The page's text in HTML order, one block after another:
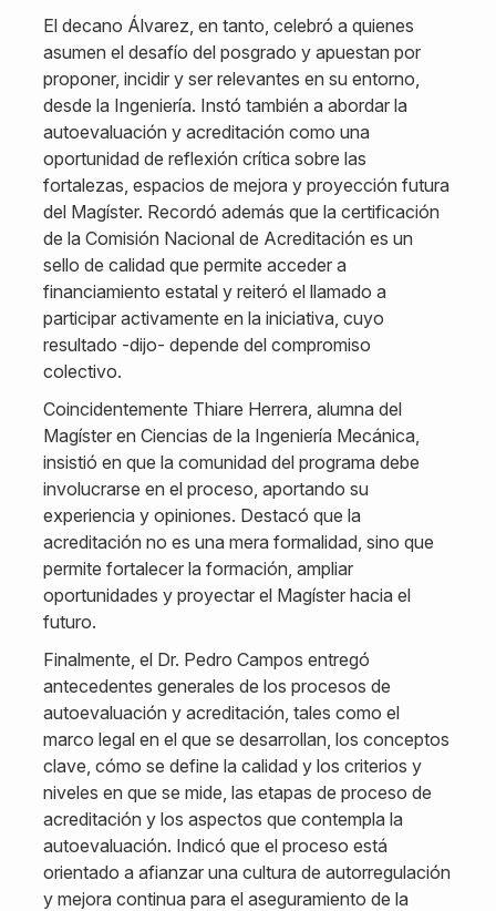
El decano Álvarez, en tanto, celebró a quienes
asumen el desafío del posgrado y apuestan por
proponer, incidir y ser relevantes en su entorno,
desde la Ingeniería. Instó también a abordar la
autoevaluación y acreditación como una
oportunidad de reflexión crítica sobre las
fortalezas, espacios de mejora y proyección futura
del Magíster. Recordó además que la certificación
de la Comisión Nacional de Acreditación es un
sello de calidad que permite acceder a
financiamiento estatal y reiteró el llamado a
participar activamente en la iniciativa, cuyo
resultado -dijo- depende del compromiso
colectivo.
Coincidentemente Thiare Herrera, alumna del
Magíster en Ciencias de la Ingeniería Mecánica,
insistió en que la comunidad del programa debe
involucrarse en el proceso, aportando su
experiencia y opiniones. Destacó que la
acreditación no es una mera formalidad, sino que
permite fortalecer la formación, ampliar
oportunidades y proyectar el Magíster hacia el
futuro.
Finalmente, el Dr. Pedro Campos entregó
antecedentes generales de los procesos de
autoevaluación y acreditación, tales como el
marco legal en el que se desarrollan, los conceptos
clave, cómo se define la calidad y los criterios y
niveles en que se mide, las etapas de proceso de
acreditación y los aspectos que contempla la
autoevaluación. Indicó que el proceso está
orientado a afianzar una cultura de autorregulación
y mejora continua para el aseguramiento de la